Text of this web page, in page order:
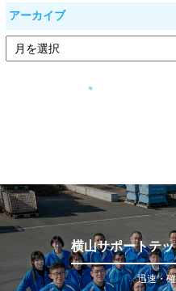
アーカイブ
横山サポートテ
迅速・